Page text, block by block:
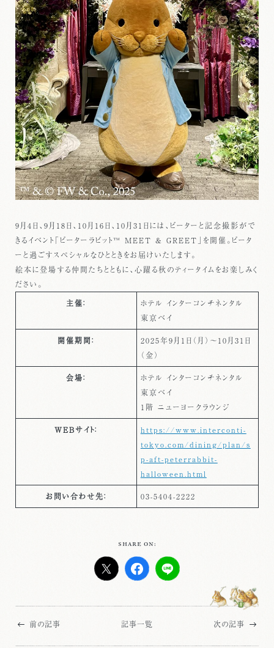
9月4日、9月18日、10月16日、10月31日には、ピーターと記念撮影がで
きるイベント「ピーターラビット™ MEET & GREET」を開催。ピータ
ーと過ごすスペシャルなひとときをお届けいたします。
絵本に登場する仲間たちとともに、心躍る秋のティータイムをお楽しみく
ださい。
主催：
ホテル インターコンチネンタル
東京ベイ
開催期間：
2025年9月1日（月）～10月31日
（金）
会場：
ホテル インターコンチネンタル
東京ベイ
1階 ニューヨークラウンジ
WEBサイト：
https://www.interconti-
tokyo.com/dining/plan/s
p-aft-peterrabbit-
halloween.html
お問い合わせ先： 03-5404-2222
SHARE ON:
前の記事 記事一覧 次の記事